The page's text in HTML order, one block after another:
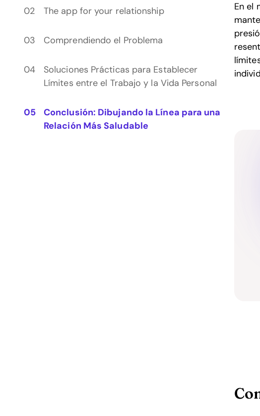
The app for your relationship
Comprendiendo el Problema
Soluciones Prácticas para Establecer
Límites entre el Trabajo y la Vida Personal
Conclusión: Dibujando la Línea para una
Relación Más Saludable
En el